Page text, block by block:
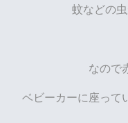
蚊などの
なので
ベビーカーに座って